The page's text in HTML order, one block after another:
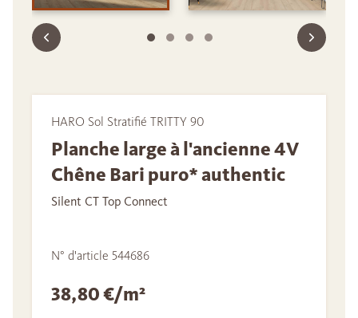
HARO Sol Stratifié TRITTY 90
Planche large à l'ancienne 4V
Chêne Bari puro* authentic
Silent CT Top Connect
N° d'article 544686
38,80 €/m²